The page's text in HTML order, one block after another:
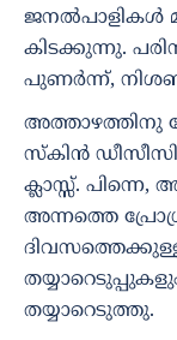
ജനൽപാളികൾ
കിടക്കുന്നു.
പുണർന്ന്,
അത്താഴത്തിനു
സ്കിൻ
ക്ലാസ്സ്. പിന്നെ,
അന്നത്തെ
തയ്യാറെടുത്തു.